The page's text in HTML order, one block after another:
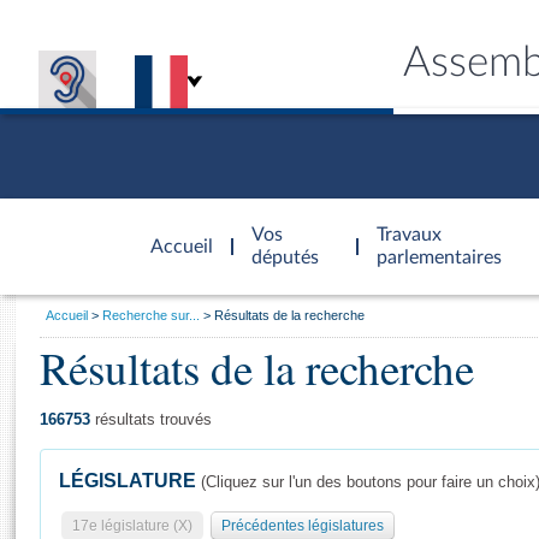
Accueil
d'accueil
Vos
députés
Travaux
parlementaires
Général
Vous
Accueil Recherche sur... Résultats de la recherche
Résultats de la recherche
166753 résultats trouvés
LÉGISLATURE (Cliquez sur l'un des boutons pour faire un choix)
17e législature (X) Précédentes législatures